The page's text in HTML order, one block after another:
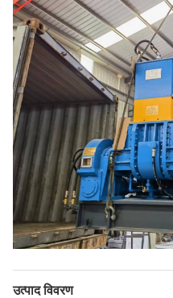
उत्पाद विवरण